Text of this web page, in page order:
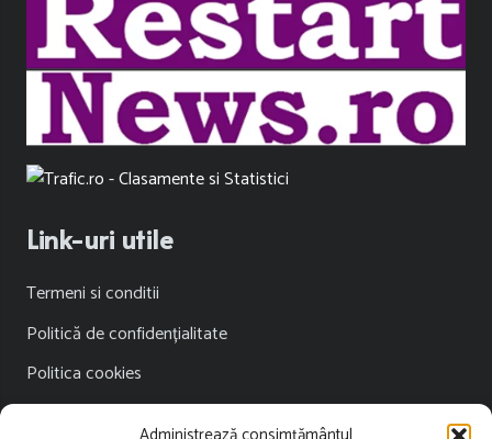
Link-uri utile
Termeni si conditii
Politică de confidențialitate
Politica cookies
Publicitate